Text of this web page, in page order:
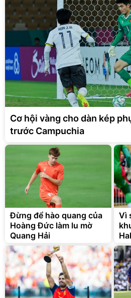
Cơ hội vàng cho dàn kép
trước Campuchia
Đừng để hào quang của
Hoàng Đức làm lu mờ
Quang Hải
Vì